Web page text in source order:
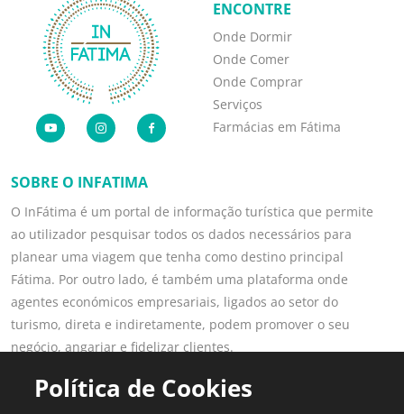
SOBRE O INFATIMA
O InFátima é um portal de informação turística que permite
ao utilizador pesquisar todos os dados necessários para
planear uma viagem que tenha como destino principal
Fátima. Por outro lado, é também uma plataforma onde
agentes económicos empresariais, ligados ao setor do
turismo, direta e indiretamente, podem promover o seu
negócio, angariar e fidelizar clientes.
Saber mais
ENCONTRE
Onde Dormir
Onde Comer
Onde Comprar
Serviços
Farmácias em Fátima
Política de Cookies